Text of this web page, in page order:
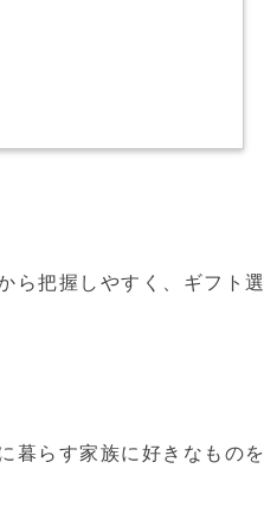
ら把握しやすく、ギフト選
暮らす家族に好きなものを